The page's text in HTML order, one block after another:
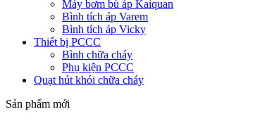
Máy bơm bù áp Kaiquan
Bình tích áp Varem
Bình tích áp Vicky
Thiết bị PCCC
Bình chữa cháy
Phụ kiện PCCC
Quạt hút khói chữa cháy
Sản phẩm mới